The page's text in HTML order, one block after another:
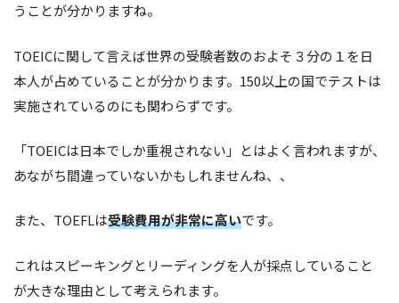
うことが分かりますね。
TOEICに関して言えば世界の受験者数のおよそ３分の１を日
本人が占めていることが分かります。150以上の国でテストは
実施されているのにも関わらずです。
「TOEICは日本でしか重視されない」とはよく言われますが、
あながち間違っていないかもしれませんね、、
また、TOEFLは受験費用が非常に高いです。
これはスピーキングとリーディングを人が採点していること
が大きな理由として考えられます。